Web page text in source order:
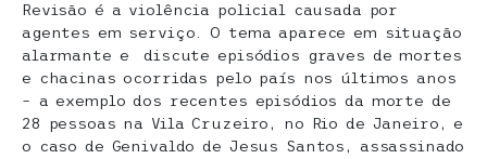
Revisão é a violência policial causada por
agentes em serviço. O tema aparece em situação
alarmante e discute episódios graves de mortes
e chacinas ocorridas pelo país nos últimos anos
– a exemplo dos recentes episódios da morte de
28 pessoas na Vila Cruzeiro, no Rio de Janeiro, e
o caso de Genivaldo de Jesus Santos, assassinado